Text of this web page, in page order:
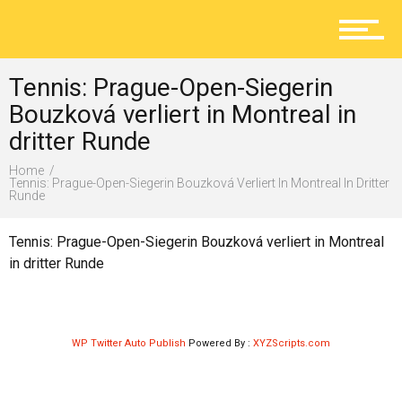
Lokal
Ratgeber
Service
Tennis: Prague-Open-Siegerin
Bouzková verliert in Montreal in
dritter Runde
Home
Tennis: Prague-Open-Siegerin Bouzková Verliert In Montreal In Dritter
Runde
Tennis: Prague-Open-Siegerin Bouzková verliert in Montreal
in dritter Runde
WP Twitter Auto Publish Powered By : XYZScripts.com